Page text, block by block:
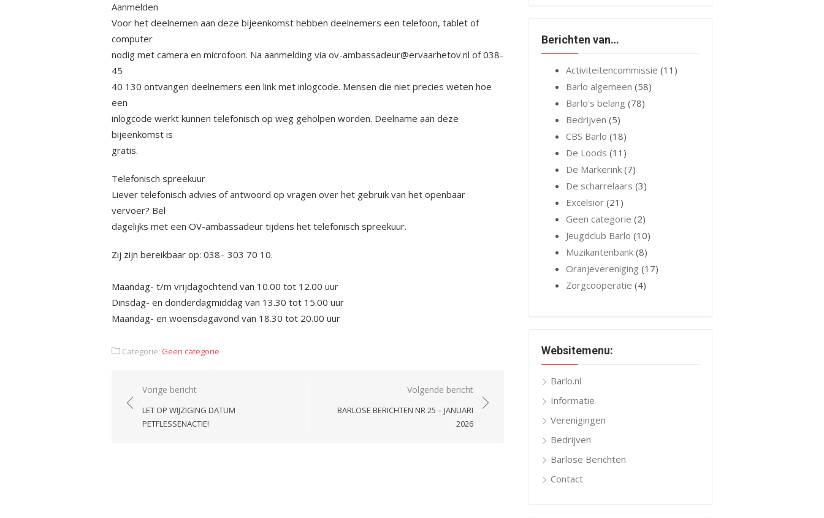
Aanmelden
Voor het deelnemen aan deze bijeenkomst hebben deelnemers een telefoon, tablet of
computer
nodig met camera en microfoon. Na aanmelding via ov-ambassadeur@ervaarhetov.nl of 038-
45
40 130 ontvangen deelnemers een link met inlogcode. Mensen die niet precies weten hoe
een
inlogcode werkt kunnen telefonisch op weg geholpen worden. Deelname aan deze
bijeenkomst is
gratis.
Telefonisch spreekuur
Liever telefonisch advies of antwoord op vragen over het gebruik van het openbaar
vervoer? Bel
dagelijks met een OV-ambassadeur tijdens het telefonisch spreekuur.
Zij zijn bereikbaar op: 038– 303 70 10.
Maandag- t/m vrijdagochtend van 10.00 tot 12.00 uur
Dinsdag- en donderdagmiddag van 13.30 tot 15.00 uur
Maandag- en woensdagavond van 18.30 tot 20.00 uur
Categorie: Geen categorie
Bericht
navigatie
Vorige bericht
LET OP WIJZIGING DATUM
PETFLESSENACTIE!
Volgende bericht
BARLOSE BERICHTEN NR 25 – JANUARI
2026
Berichten van…
Activiteitencommissie (11)
Barlo algemeen (58)
Barlo's belang (78)
Bedrijven (5)
CBS Barlo (18)
De Loods (11)
De Markerink (7)
De scharrelaars (3)
Excelsior (21)
Geen categorie (2)
Jeugdclub Barlo (10)
Muzikantenbank (8)
Oranjevereniging (17)
Zorgcoöperatie (4)
Websitemenu:
Barlo.nl
Informatie
Verenigingen
Bedrijven
Barlose Berichten
Contact